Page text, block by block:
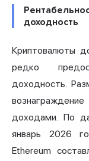
доходность
Криптовалюты
редко
доходность.
доходами. По
январь 2026
Ethereum